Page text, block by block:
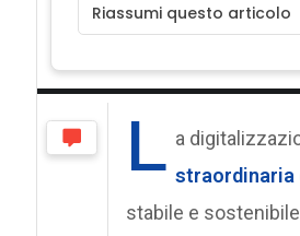
Riassumi questo articolo
L a
straordinaria
stabile e